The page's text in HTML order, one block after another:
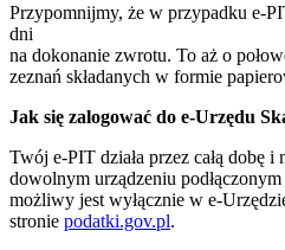
Przypomnijmy, że w przypadku e-
dni
na dokonanie zwrotu. To aż o
zeznań składanych w formie
Jak się zalogować do e-Urzędu
Twój e-PIT działa przez całą dobę
dowolnym urządzeniu
możliwy jest wyłącznie w e-
stronie podatki.gov.pl.